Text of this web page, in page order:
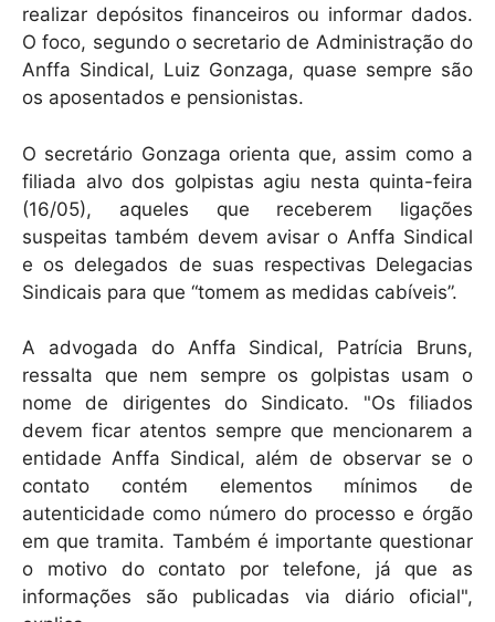
realizar depósitos financeiros ou informar dados.
O foco, segundo o secretario de Administração do
Anffa Sindical, Luiz Gonzaga, quase sempre são
os aposentados e pensionistas.
O secretário Gonzaga orienta que, assim como a
filiada alvo dos golpistas agiu nesta quinta-feira
(16/05), aqueles que receberem ligações
suspeitas também devem avisar o Anffa Sindical
e os delegados de suas respectivas Delegacias
Sindicais para que “tomem as medidas cabíveis”.
A advogada do Anffa Sindical, Patrícia Bruns,
ressalta que nem sempre os golpistas usam o
nome de dirigentes do Sindicato. "Os filiados
devem ficar atentos sempre que mencionarem a
entidade Anffa Sindical, além de observar se o
contato contém elementos mínimos de
autenticidade como número do processo e órgão
em que tramita. Também é importante questionar
o motivo do contato por telefone, já que as
informações são publicadas via diário oficial",